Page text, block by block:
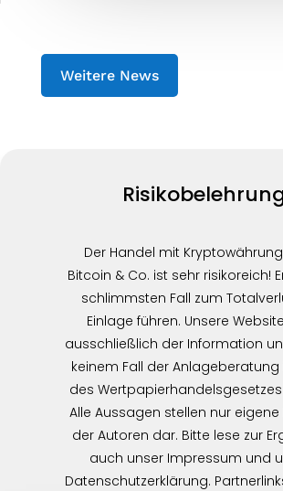
Weitere News
Der Handel mit
Bitcoin & Co. ist sehr risikoreich!
schlimmsten Fall zum
Einlage führen. Unsere
ausschließlich der Information
keinem Fall der Anlageberatung
des Wertpapierhandelsgesetzes
Alle Aussagen stellen nur eigene
der Autoren dar. Bitte lese zur
auch unser Impressum und
Datenschutzerklärung.